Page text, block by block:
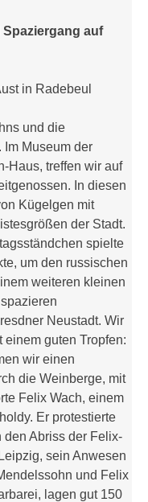
auf
in Radebeul
und die
Museum der
Haus, treffen wir auf
In diesen
Kügelgen mit
der Stadt.
spielte
um den russischen
weiteren kleinen
Neustadt. Wir
guten Tropfen:
wir einen
die Weinberge, mit
Felix Wach, einem
Er protestierte
Abriss der Felix-
sein Anwesen
und Felix
lagen gut 150